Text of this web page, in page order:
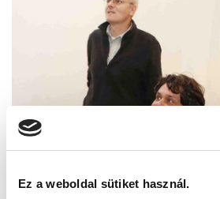
Ez a weboldal sütiket használ.